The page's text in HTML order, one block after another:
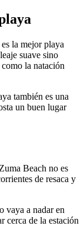
la mejor playa
suave sino
la natación
también es una
un buen lugar
Beach no es
de resaca y
vaya a nadar en
cerca de la estación